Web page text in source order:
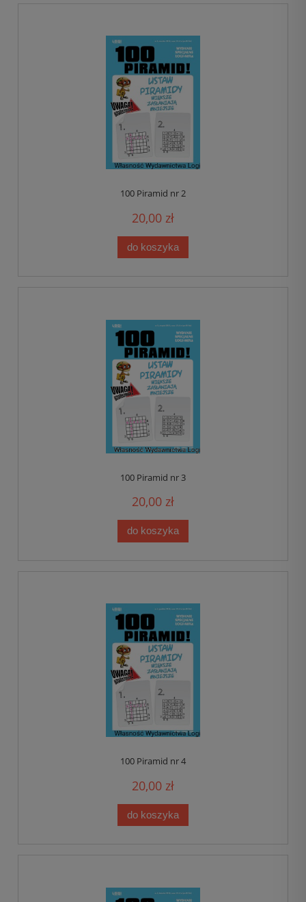
100 Piramid nr 2
20,00 zł
do koszyka
100 Piramid nr 3
20,00 zł
do koszyka
100 Piramid nr 4
20,00 zł
do koszyka